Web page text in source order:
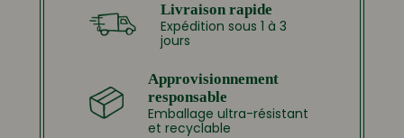
Livraison rapide
Expédition sous 1 à 3
jours
Approvisionnement
responsable
Emballage ultra-résistant
et recyclable